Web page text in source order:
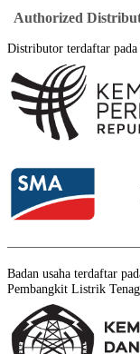
Authorized
Distributor terdaftar pada
Badan usaha terdaftar
Pembangkit Listrik